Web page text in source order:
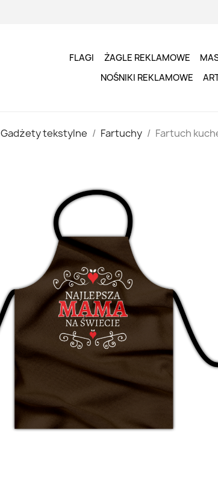
FLAGI ŻAGLE REKLAMOWE
NOŚNIKI REKLAMOWE
Gadżety tekstylne Fartuchy Fartuch